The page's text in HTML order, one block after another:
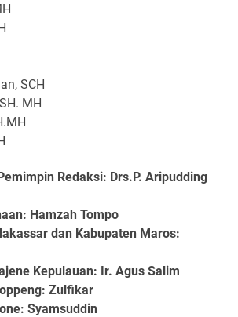
SCH
MH
Redaksi: Drs.P. Aripudding
: Hamzah Tompo
dan Kabupaten Maros:
Kepulauan: Ir. Agus Salim
: Zulfikar
: Syamsuddin